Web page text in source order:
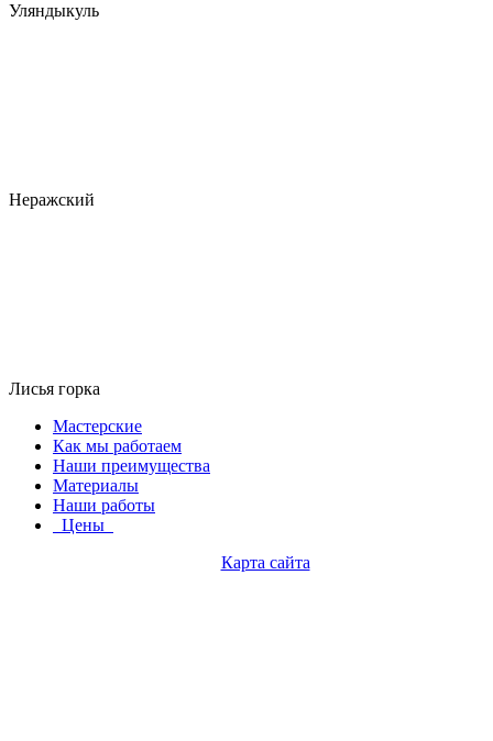
Уляндыкуль
Неражский
Лисья горка
Мастерские
Как мы работаем
Наши преимущества
Материалы
Наши работы
Цены
Карта сайта